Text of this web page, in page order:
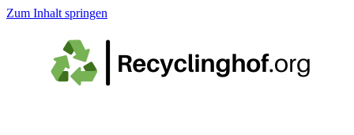
Zum Inhalt springen